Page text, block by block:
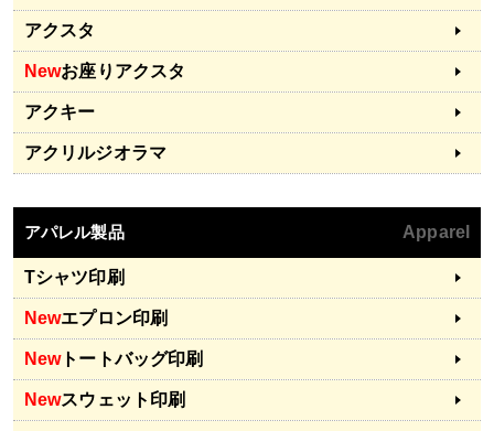
アクスタ
Newお座りアクスタ
アクキー
アクリルジオラマ
アパレル製品 Apparel
Tシャツ印刷
Newエプロン印刷
Newトートバッグ印刷
Newスウェット印刷